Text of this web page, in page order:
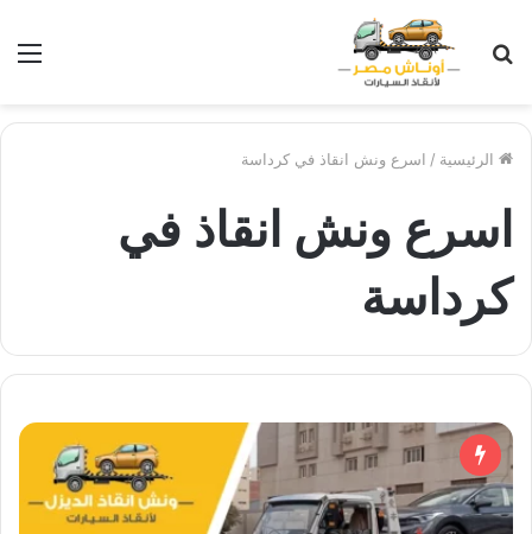
الرئيسية / اسرع ونش انقاذ في كرداسة
اسرع ونش انقاذ في
كرداسة